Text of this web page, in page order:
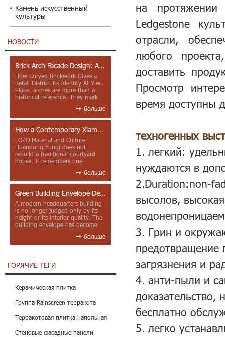
Камень искусственный
культуры
НОВОСТИ
Brick Arch Facade Design: A Closer Look at Yiwu Place
How Curved Brickwork Gives a
Retail District Its Identity At Yiwu
Place, arches are more than a
historical reference. They mark
больше
How a Contemporary Xiamen Project Reframes Minnan Red Brick
LOPO Material and Culture
Huandong Yunqi does not
rebuild a traditional courtyard
house. It remembers one
больше
Green Building Envelope Design: Clay Sunscreen Fins for Modern Headquarters Architecture
A modern headquarters building
is no longer judged only by its
height or its interior quality. The
building envelope has become
больше
ГОРЯЧИЕ ТЕГИ
Керамическая плитка
Группа Rainscreen терракота
Терракотовая плитка напольная
Стеновые фасадные панели
на
Ledgestone
отрасли,
любого
доставить
Просмотр
время доступны
техногенных
1. легкий:
нуждаются в
2.Duration:non-
высолов,
3. Грин и
предотвращение
загрязнения и
4. анти-пыли и
доказательство,
бесплатно
5. легко